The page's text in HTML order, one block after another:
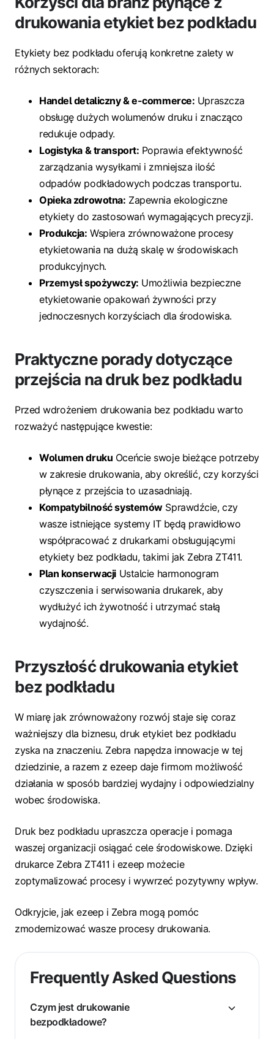
drukowania etykiet bez podkładu
Etykiety bez podkładu oferują konkretne zalety w
różnych sektorach:
Handel detaliczny & e-commerce: Upraszcza
obsługę dużych wolumenów druku i znacząco
redukuje odpady.
Logistyka & transport: Poprawia efektywność
zarządzania wysyłkami i zmniejsza ilość
odpadów podkładowych podczas transportu.
Opieka zdrowotna: Zapewnia ekologiczne
etykiety do zastosowań wymagających precyzji.
Produkcja: Wspiera zrównoważone procesy
etykietowania na dużą skalę w środowiskach
produkcyjnych.
Przemysł spożywczy: Umożliwia bezpieczne
etykietowanie opakowań żywności przy
jednoczesnych korzyściach dla środowiska.
Praktyczne porady dotyczące
przejścia na druk bez podkładu
Przed wdrożeniem drukowania bez podkładu warto
rozważyć następujące kwestie:
Wolumen druku Oceńcie swoje bieżące potrzeby
w zakresie drukowania, aby określić, czy korzyści
płynące z przejścia to uzasadniają.
Kompatybilność systemówSprawdźcie, czy
wasze istniejące systemy IT będą prawidłowo
współpracować z drukarkami obsługującymi
etykiety bez podkładu, takimi jak Zebra ZT411.
Plan konserwacjiUstalcie harmonogram
czyszczenia i serwisowania drukarek, aby
wydłużyć ich żywotność i utrzymać stałą
wydajność.
Przyszłość drukowania etykiet
bez podkładu
W miarę jak zrównoważony rozwój staje się coraz
ważniejszy dla biznesu, druk etykiet bez podkładu
zyska na znaczeniu. Zebra napędza innowacje w tej
dziedzinie, a razem z ezeep daje firmom możliwość
działania w sposób bardziej wydajny i odpowiedzialny
wobec środowiska.
Druk bez podkładu upraszcza operacje i pomaga
waszej organizacji osiągać cele środowiskowe. Dzięki
drukarce Zebra ZT411 i ezeep możecie
zoptymalizować procesy i wywrzeć pozytywny wpływ.
Odkryjcie, jak ezeep i Zebra mogą pomóc
zmodernizować wasze procesy drukowania.
Frequently Asked Questions
Czym jest drukowanie
bezpodkładowe?